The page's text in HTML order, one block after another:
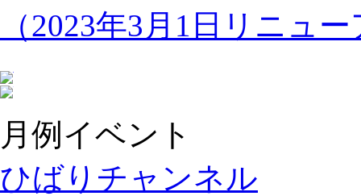
（2023年3月1日リニュ
月例イベント
ひばりチャンネル